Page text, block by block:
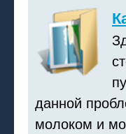
данной
молоком и